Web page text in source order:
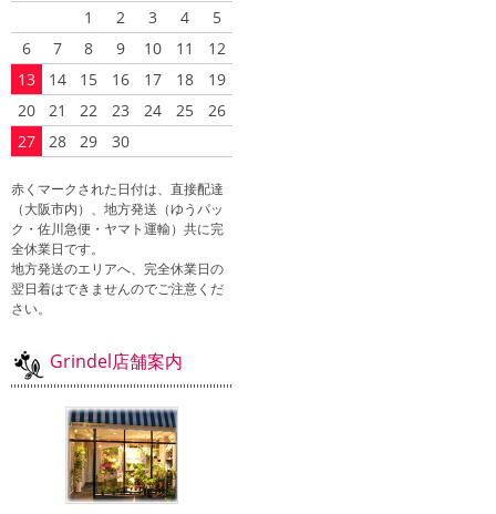
1 2 3 4
5
6
7 8 9 10 11
12
13
14 15 16 17 18
19
20
21 22 23 24 25
26
27
28 29 30
赤くマークされた日付は、直接配達
（大阪市内）、地方発送（ゆうパッ
ク・佐川急便・ヤマト運輸）共に完
全休業日です。
地方発送のエリアへ、完全休業日の
翌日着はできませんのでご注意くだ
さい。
Grindel店舗案内